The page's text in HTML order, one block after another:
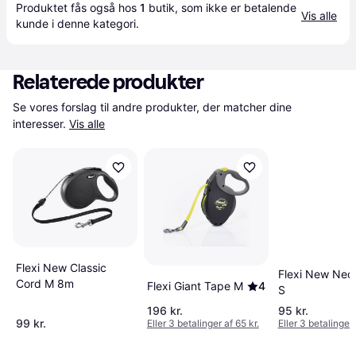
Produktet fås også hos 1 butik, som ikke er betalende
kunde i denne kategori.
Vis alle
Relaterede produkter
Se vores forslag til andre produkter, der matcher dine
interesser. Vis alle
Flexi New Classic
Cord M 8m
99 kr.
Flexi Giant Tape M
4
196 kr.
Eller 3 betalinger af 65 kr.
Flexi New
S
95 kr.
Eller 3 betalinger